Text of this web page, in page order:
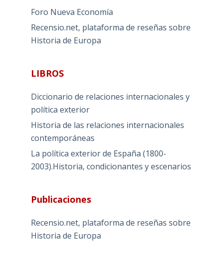
Foro Nueva Economía
Recensio.net, plataforma de reseñas sobre
Historia de Europa
LIBROS
Diccionario de relaciones internacionales y
política exterior
Historia de las relaciones internacionales
contemporáneas
La política exterior de España (1800-
2003).Historia, condicionantes y escenarios
Publicaciones
Recensio.net, plataforma de reseñas sobre
Historia de Europa